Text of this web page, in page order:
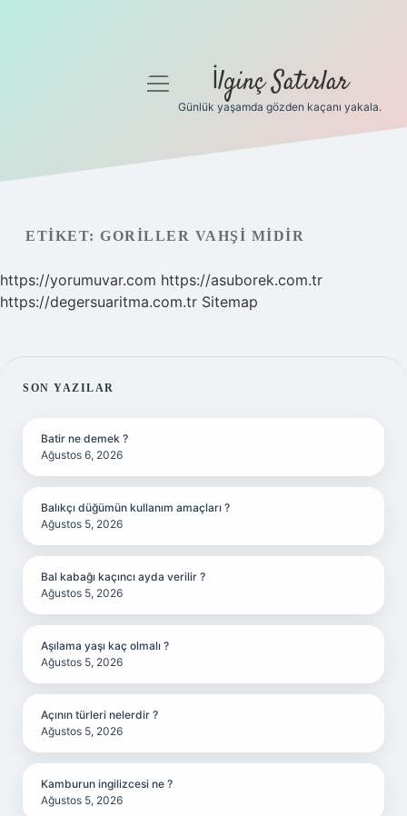
Gizlilik Politikası
menüyü
İlginç Satırlar
Günlük yaşamda gözden kaçanı yakala.
ETIKET: GORILLER VAHŞI MIDIR
https://yorumuvar.com https://asuborek.com.tr
https://degersuaritma.com.tr Sitemap
SIDEBAR
SON YAZILAR
Batir ne demek ?
Ağustos 6, 2026
Balıkçı düğümün kullanım amaçları ?
Ağustos 5, 2026
Bal kabağı kaçıncı ayda verilir ?
Ağustos 5, 2026
Aşılama yaşı kaç olmalı ?
Ağustos 5, 2026
Açının türleri nelerdir ?
Ağustos 5, 2026
Kamburun ingilizcesi ne ?
Ağustos 5, 2026